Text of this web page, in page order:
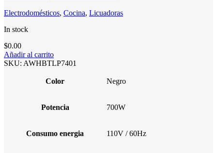
Electrodomésticos, Cocina, Licuadoras
In stock
$0.00
Añadir al carrito
SKU: AWHBTLP7401
Color Negro
Potencia 700W
Consumo energia 110V / 60Hz